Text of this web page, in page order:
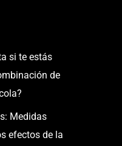
si te estás
de
Medidas
efectos de la